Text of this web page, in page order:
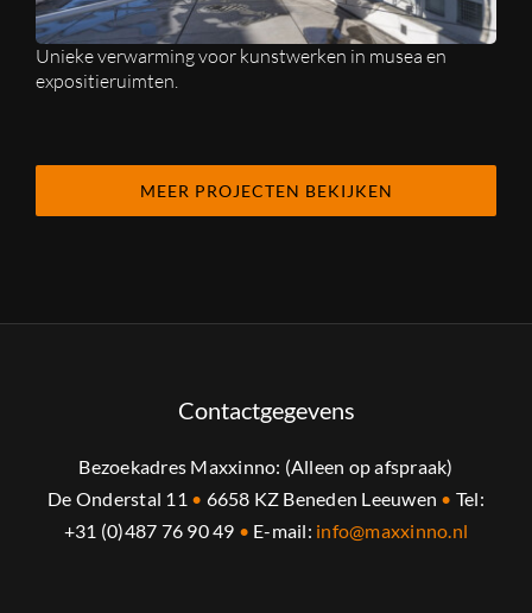
Unieke verwarming voor kunstwerken in musea en
expositieruimten.
MEER PROJECTEN BEKIJKEN
Contactgegevens
Bezoekadres Maxxinno: (Alleen op afspraak)
De Onderstal 11 • 6658 KZ Beneden Leeuwen • Tel:
+31 (0)487 76 90 49 • E-mail: info@maxxinno.nl